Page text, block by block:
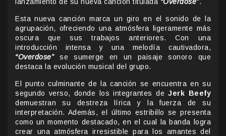
Esta nueva canción marca un giro en el sonido de la
agrupación, ofreciendo una atmósfera ligeramente más
oscura que sus trabajos anteriores. Con una
introducción intensa y una melodía cautivadora,
“Overdose”se sumerge en un paisaje sonoro que
destaca la evolución musical del grupo.
El punto culminante de la canción se encuentra en su
segundo verso, donde los integrantes deJerk Beefy
demuestran su destreza lírica y la fuerza de su
interpretación. Además, el último estribillo se presenta
como un momento destacado, en el cual la banda logra
crear una atmósfera irresistible para los amantes del